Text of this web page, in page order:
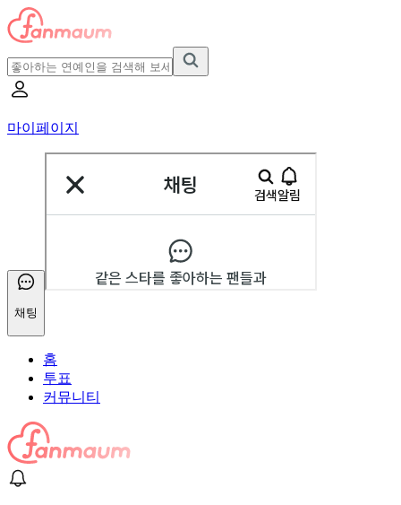
마이페이지
채팅
홈
투표
커뮤니티